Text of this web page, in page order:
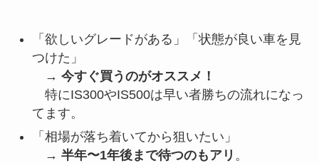
「欲しいグレードがある」「状態が良い車を見
つけた」
→ 今すぐ買うのがオススメ！
特にIS300やIS500は早い者勝ちの流れになっ
てます。
「相場が落ち着いてから狙いたい」
→ 半年〜1年後まで待つのもアリ 。